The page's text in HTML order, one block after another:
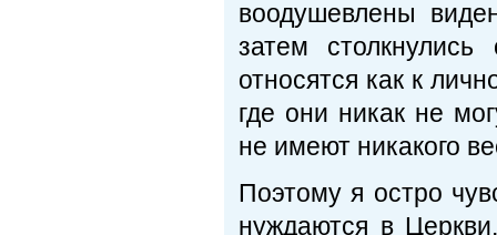
воодушевлены
затем
относятся как к
где они никак не
не имеют никакого
Поэтому я остро
нуждаются в